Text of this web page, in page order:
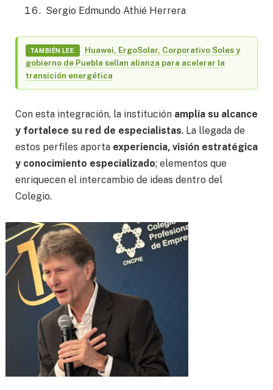
Sergio Edmundo Athié Herrera
TAMBIÉN LEE.
Huawei, ErgoSolar, Corporativo Soles y
gobierno de Puebla sellan alianza para acelerar la
transición energética
Con esta integración, la institución amplía su alcance
y fortalece su red de especialistas. La llegada de
estos perfiles aporta experiencia, visión estratégica
y conocimiento especializado; elementos que
enriquecen el intercambio de ideas dentro del
Colegio.